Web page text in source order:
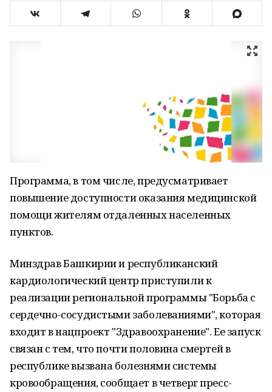
Программа, в том числе, предусматривает
повышение доступности оказания медицинской
помощи жителям отдаленных населенных
пунктов.
Минздрав Башкирии и республиканский
кардиологический центр приступили к
реализации региональной программы "Борьба с
сердечно-сосудистыми заболеваниями", которая
входит в нацпроект "Здравоохранение". Ее запуск
связан с тем, что почти половина смертей в
республике вызвана болезнями системы
кровообращения, сообщает в четверг пресс-